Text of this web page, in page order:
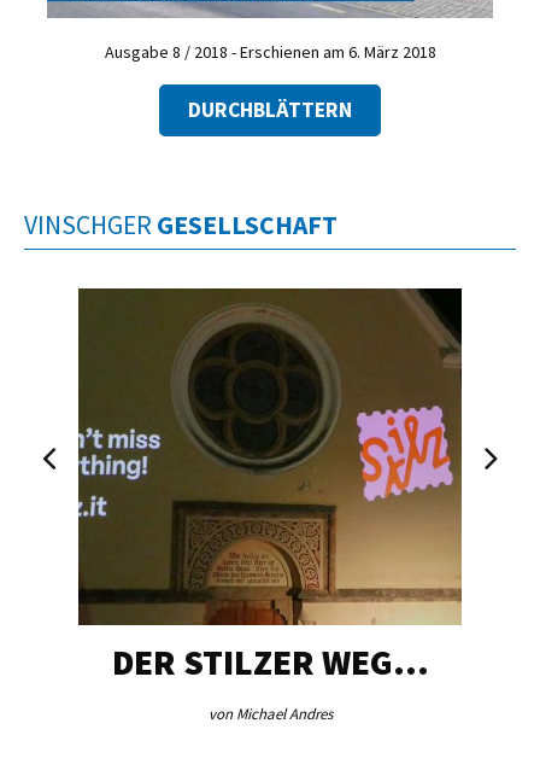
Ausgabe 8 / 2018 - Erschienen am 6. März 2018
DURCHBLÄTTERN
VINSCHGER GESELLSCHAFT
DER STILZER WEG…
von Michael Andres